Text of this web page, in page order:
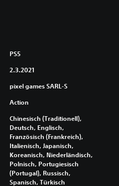
PS5
2.3.2021
pixel games SARL-S
Action
Chinesisch (Traditionell),
Deutsch, Englisch,
Französisch (Frankreich),
Italienisch, Japanisch,
Koreanisch, Niederländisch,
Polnisch, Portugiesisch
(Portugal), Russisch,
Spanisch, Türkisch